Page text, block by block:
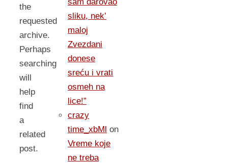
the
requested
archive.
Perhaps
searching
will
help
find
a
related
post.
sliku, nek’
maloj
Zvezdani
donese
sreću i vrati
osmeh na
lice!”
crazy
time_xbMl on
Vreme koje
ne treba